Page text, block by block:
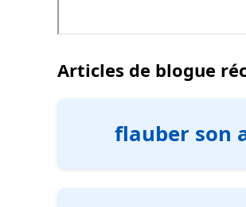
Articles de blogue
flauber son